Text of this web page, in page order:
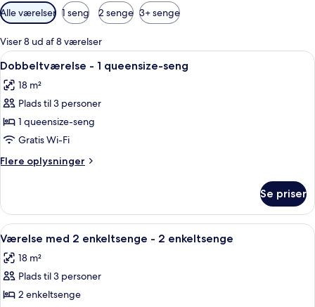
Tilgængelige
filtre
for
værelser
Alle værelser 1 seng 2 senge 3+ senge
Viser 8 ud af 8 værelser
Indlæs
alle
billeder
af
Dobbeltværelse
-
1
queensize-
Et moderne soveværelse med seng,
6
Dobbeltværelse - 1 queensize-seng
18 m²
Plads til 3 personer
1 queensize-seng
Gratis Wi-Fi
Flere oplysninger
Flere
-
queensize-
Se priser
Indlæs
alle
billeder
af
Værelse
Et moderne soveværelse med seng,
6
Værelse med 2 enkeltsenge - 2 enkeltsenge
18 m²
Plads til 3 personer
2 enkeltsenge